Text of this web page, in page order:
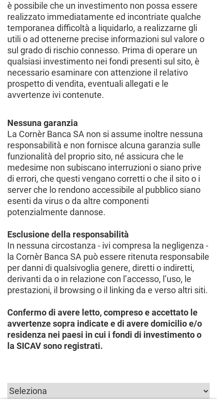
è possibile che un investimento non possa essere
realizzato immediatamente ed incontriate qualche
temporanea difficoltà a liquidarlo, a realizzarne gli
utili o ad ottenerne precise informazioni sul valore o
sul grado di rischio connesso. Prima di operare un
qualsiasi investimento nei fondi presenti sul sito, è
necessario esaminare con attenzione il relativo
prospetto di vendita, eventuali allegati e le
avvertenze ivi contenute.
Nessuna garanzia
La Cornèr Banca SA non si assume inoltre nessuna
responsabilità e non fornisce alcuna garanzia sulle
funzionalità del proprio sito, né assicura che le
medesime non subiscano interruzioni o siano prive
di errori, che questi vengano corretti o che il sito o i
server che lo rendono accessibile al pubblico siano
esenti da virus o da altre componenti
potenzialmente dannose.
Esclusione della responsabilità
In nessuna circostanza - ivi compresa la negligenza -
la Cornèr Banca SA può essere ritenuta responsabile
per danni di qualsivoglia genere, diretti o indiretti,
derivanti da o in relazione con l’accesso, l’uso, le
prestazioni, il browsing o il linking da e verso altri siti.
Confermo di avere letto, compreso e accettato le
avvertenze sopra indicate e di avere domicilio e/o
residenza nei paesi in cui i fondi di investimento o
la SICAV sono registrati.